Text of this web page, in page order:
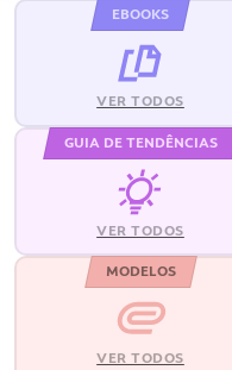
EBOOKS
VER TODOS
GUIA DE TENDÊNCIAS
VER TODOS
MODELOS
VER TODOS